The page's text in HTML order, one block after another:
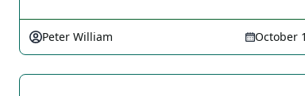
Peter William October